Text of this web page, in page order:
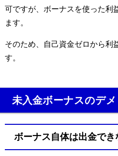
可ですが、ボーナスを使った利
ます。
そのため、自己資金ゼロから利
す。
未入金ボーナスのデメ
ボーナス自体は出金で